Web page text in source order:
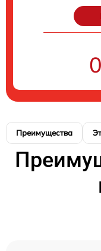
Преимущества